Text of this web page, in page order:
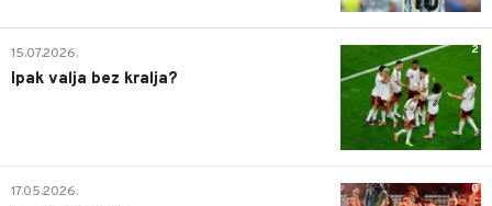
2
15.07.2026.
Ipak valja bez kralja?
0
17.05.2026.